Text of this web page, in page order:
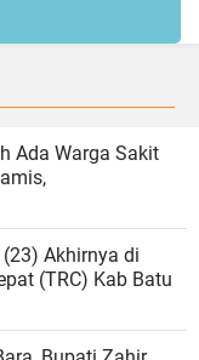
Ada Warga Sakit
Akhirnya di
(TRC) Kab Batu